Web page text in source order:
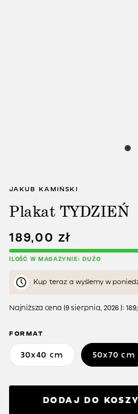
JAKUB KAMIŃSKI
Plakat TYDZIEŃ
189,00 zł
ILOŚĆ W MAGAZYNIE: DUŻO
Kup teraz a wyślemy w
Najniższa cena (9 sierpnia, 2026 ):
FORMAT
30x40 cm 50x70 cm
DODAJ DO